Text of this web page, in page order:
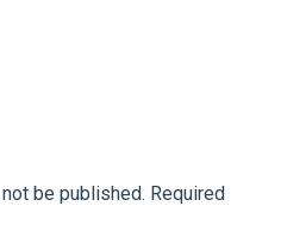
be published. Required